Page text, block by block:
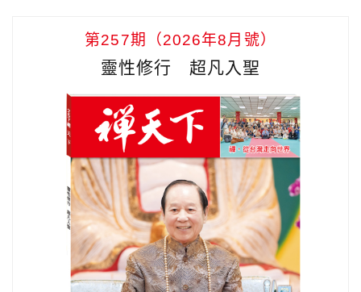
第257期（2026年8月號）
靈性修行 超凡入聖